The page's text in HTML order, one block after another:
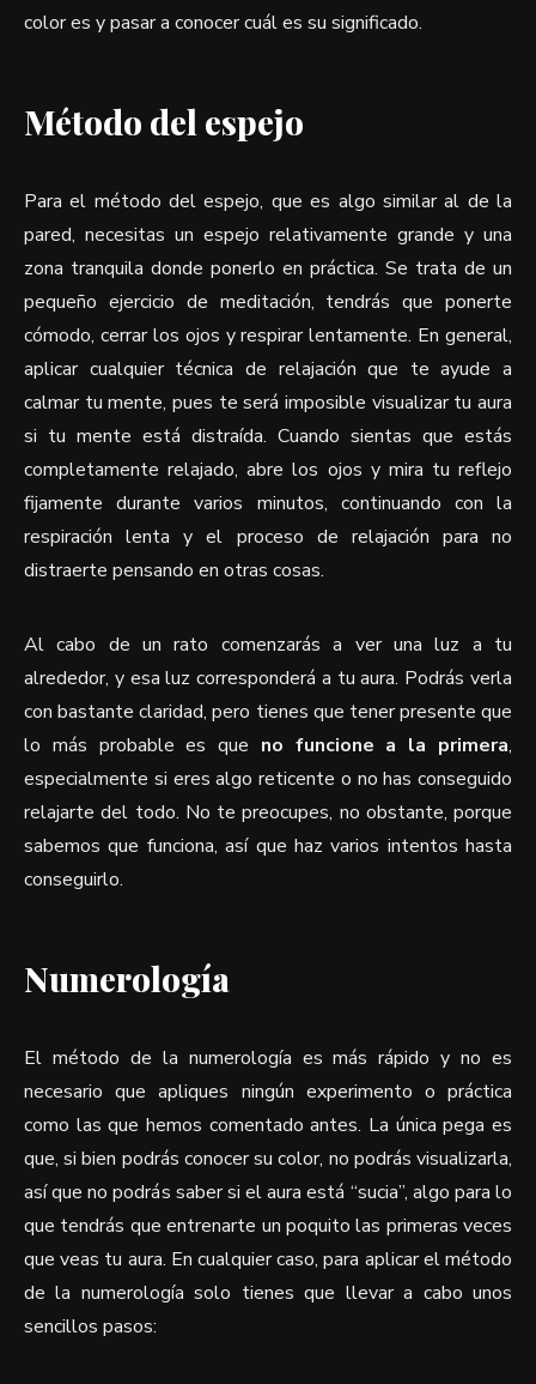
color es y pasar a conocer cuál es su significado.
Método del espejo
Para el método del espejo, que es algo similar al de la
pared, necesitas un espejo relativamente grande y una
zona tranquila donde ponerlo en práctica. Se trata de un
pequeño ejercicio de meditación, tendrás que ponerte
cómodo, cerrar los ojos y respirar lentamente. En general,
aplicar cualquier técnica de relajación que te ayude a
calmar tu mente, pues te será imposible visualizar tu aura
si tu mente está distraída. Cuando sientas que estás
completamente relajado, abre los ojos y mira tu reflejo
fijamente durante varios minutos, continuando con la
respiración lenta y el proceso de relajación para no
distraerte pensando en otras cosas.
Al cabo de un rato comenzarás a ver una luz a tu
alrededor, y esa luz corresponderá a tu aura. Podrás verla
con bastante claridad, pero tienes que tener presente que
lo más probable es que no funcione a la primera,
especialmente si eres algo reticente o no has conseguido
relajarte del todo. No te preocupes, no obstante, porque
sabemos que funciona, así que haz varios intentos hasta
conseguirlo.
Numerología
El método de la numerología es más rápido y no es
necesario que apliques ningún experimento o práctica
como las que hemos comentado antes. La única pega es
que, si bien podrás conocer su color, no podrás visualizarla,
así que no podrás saber si el aura está “sucia”, algo para lo
que tendrás que entrenarte un poquito las primeras veces
que veas tu aura. En cualquier caso, para aplicar el método
de la numerología solo tienes que llevar a cabo unos
sencillos pasos: